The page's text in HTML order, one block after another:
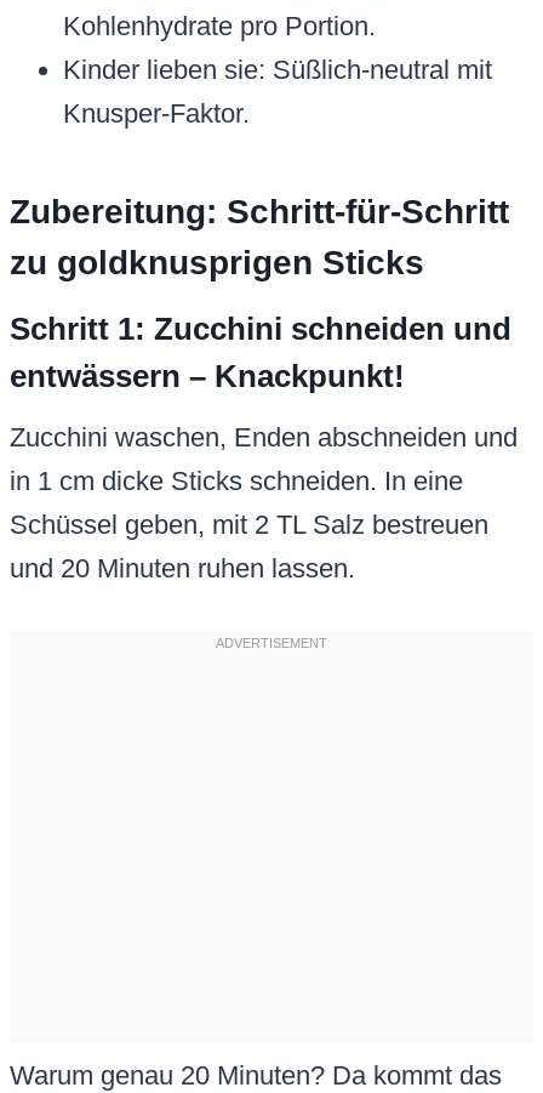
Kohlenhydrate pro Portion.
Kinder lieben sie: Süßlich-neutral mit
Knusper-Faktor.
Zubereitung: Schritt-für-Schritt
zu goldknusprigen Sticks
Schritt 1: Zucchini schneiden und
entwässern – Knackpunkt!
Zucchini waschen, Enden abschneiden und
in 1 cm dicke Sticks schneiden. In eine
Schüssel geben, mit 2 TL Salz bestreuen
und 20 Minuten ruhen lassen.
Warum genau 20 Minuten? Da kommt das